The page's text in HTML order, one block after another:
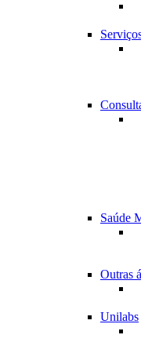
Saúde
Outras
Unilabs